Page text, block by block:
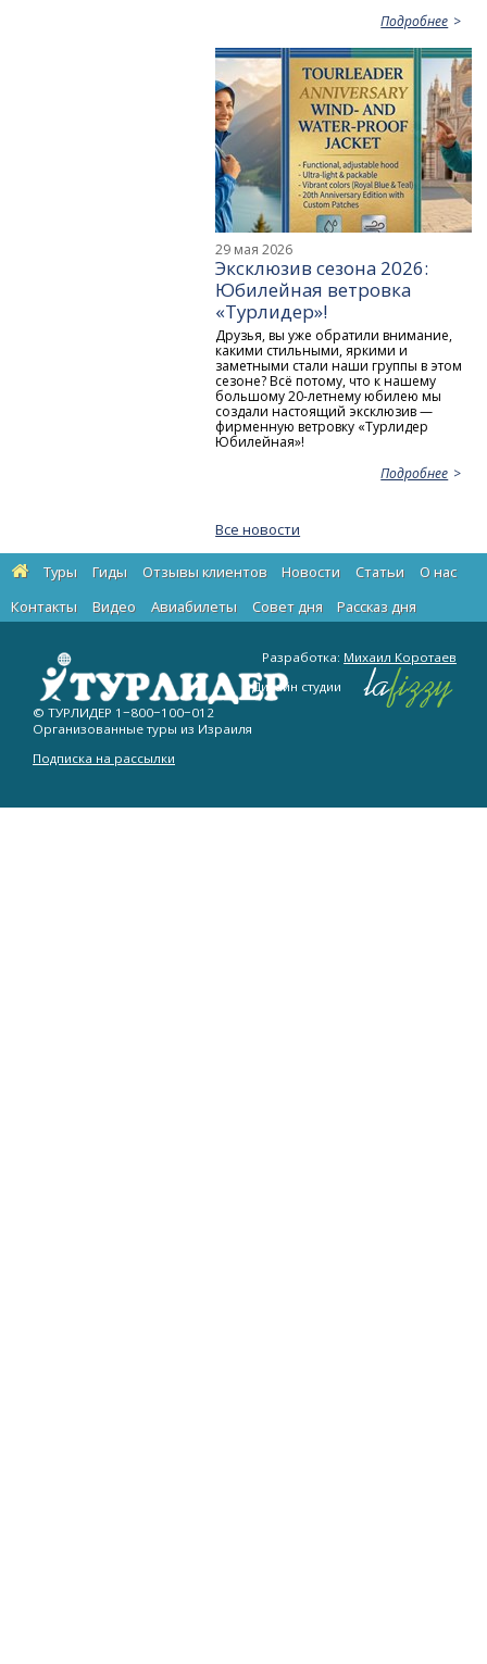
Подробнее
29 мая 2026
Эксклюзив сезона 2026:
Юбилейная ветровка
«Турлидер»!
Друзья, вы уже обратили внимание,
какими стильными, яркими и
заметными стали наши группы в этом
сезоне? Всё потому, что к нашему
большому 20-летнему юбилею мы
создали настоящий эксклюзив —
фирменную ветровку «Турлидер
Юбилейная»!
Подробнее
Все новости
Туры Гиды Отзывы клиентов Новости Статьи
О нас
Контакты
Видео Авиабилеты Cовет дня Рассказ дня
© ТУРЛИДЕР 1−800−100−012
Организованные туры из Израиля
Подписка на рассылки
Разработка: Михаил Коротаев
Дизайн студии